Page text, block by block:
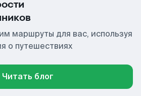
маршруты для вас, используя
о путешествиях
Читать блог